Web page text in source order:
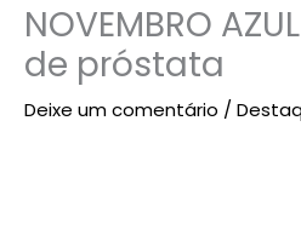
NOVEMBRO
de próstata
Deixe um comentário /